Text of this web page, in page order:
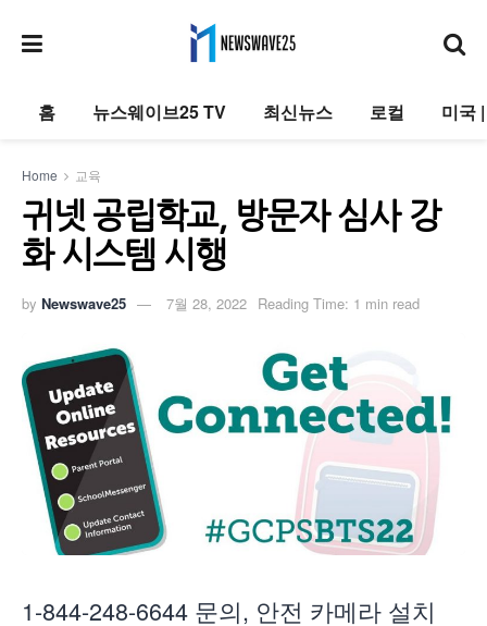
홈 뉴스웨이브25 TV 최신뉴스 로컬 미국
Home 교육
귀넷 공립학교, 방문자 심사 강
화 시스템 시행
by Newswave25 7월 28, 2022 Reading Time: 1 min read
1-844-248-6644 문의, 안전 카메라 설치